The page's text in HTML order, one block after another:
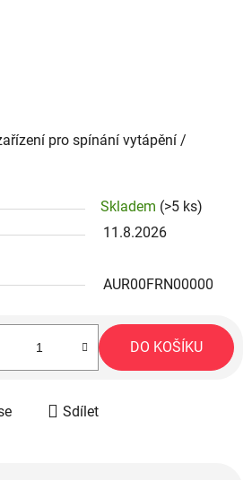
pro spínání vytápění /
Skladem (>5 ks)
11.8.2026
AUR00FRN00000
DO KOŠÍKU
Sdílet